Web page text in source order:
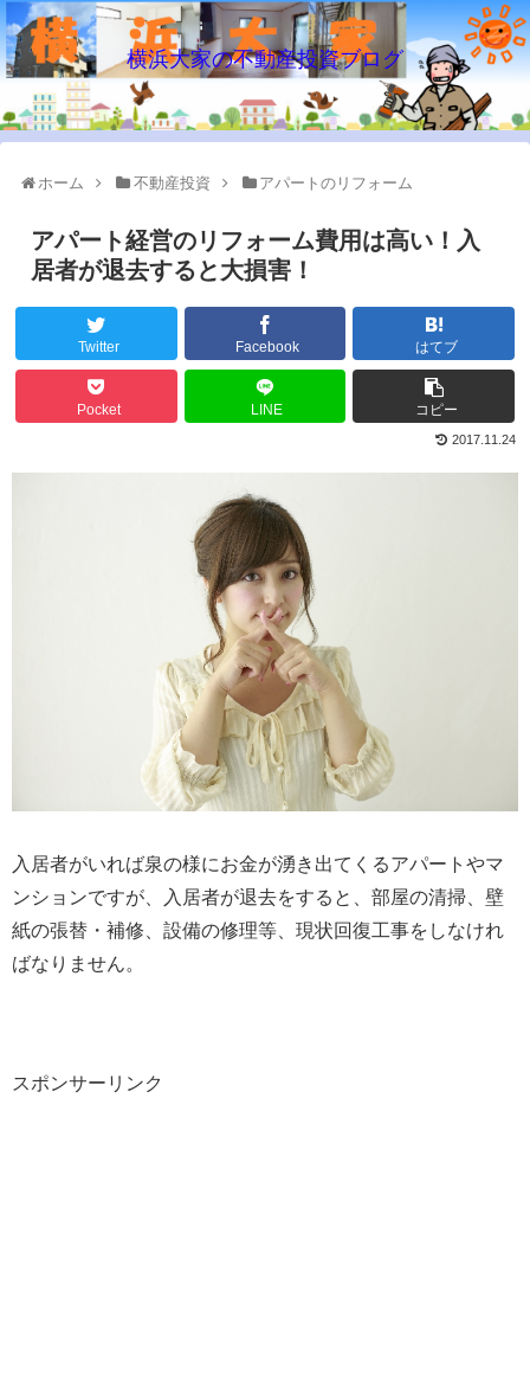
横浜大家の不動産投資ブログ
ホーム 不動産投資 アパートのリフォーム
アパート経営のリフォーム費用は高い！入
居者が退去すると大損害！
Twitter Facebook はてブ
Pocket LINE コピー
2017.11.24
入居者がいれば泉の様にお金が湧き出てくるアパートやマ
ンションですが、入居者が退去をすると、部屋の清掃、壁
紙の張替・補修、設備の修理等、現状回復工事をしなけれ
ばなりません。
スポンサーリンク